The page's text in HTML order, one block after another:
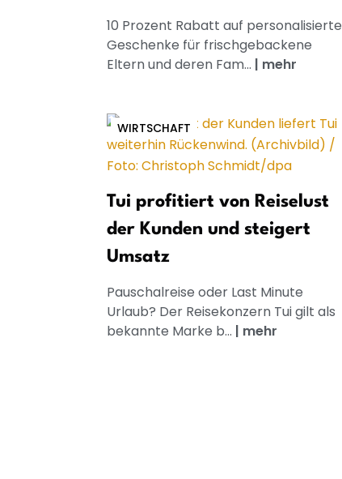
10 Prozent Rabatt auf personalisierte
Geschenke für frischgebackene
Eltern und deren Fam... | mehr
WIRTSCHAFT
Tui profitiert von Reiselust
der Kunden und steigert
Umsatz
Pauschalreise oder Last Minute
Urlaub? Der Reisekonzern Tui gilt als
bekannte Marke b... | mehr